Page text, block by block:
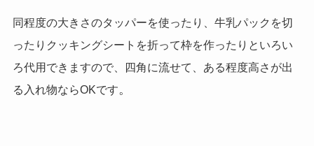
同程度の大きさのタッパーを使ったり、牛乳パックを切
ったりクッキングシートを折って枠を作ったりといろい
ろ代用できますので、四角に流せて、ある程度高さが出
る入れ物ならOKです。